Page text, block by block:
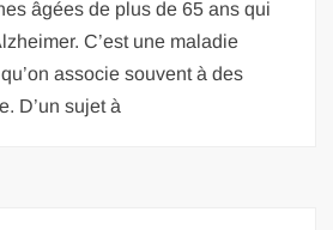
âgées de plus de 65 ans qui
C’est une maladie
associe souvent à des
D’un sujet à